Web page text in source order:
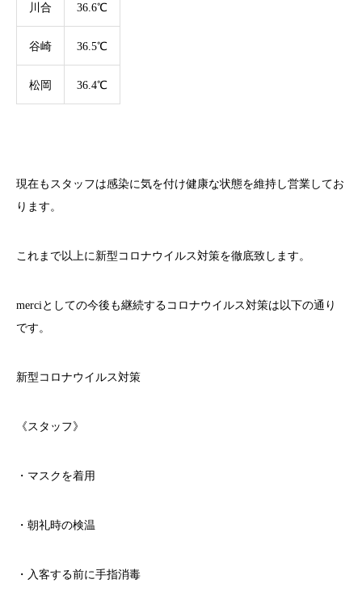
川合 36.6℃
谷崎 36.5℃
松岡 36.4℃
現在もスタッフは感染に気を付け健康な状態を維持し営業してお
ります。
これまで以上に新型コロナウイルス対策を徹底致します。
merci としての今後も継続するコロナウイルス対策は以下の通り
です。
新型コロナウイルス対策
《スタッフ》
・マスクを着用
・朝礼時の検温
・入客する前に手指消毒